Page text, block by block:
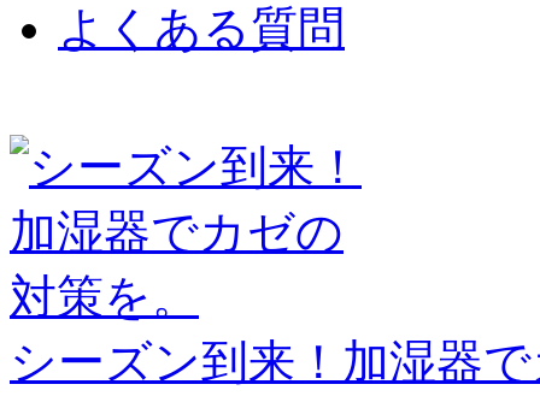
よくある質問
シーズン到来！加湿器